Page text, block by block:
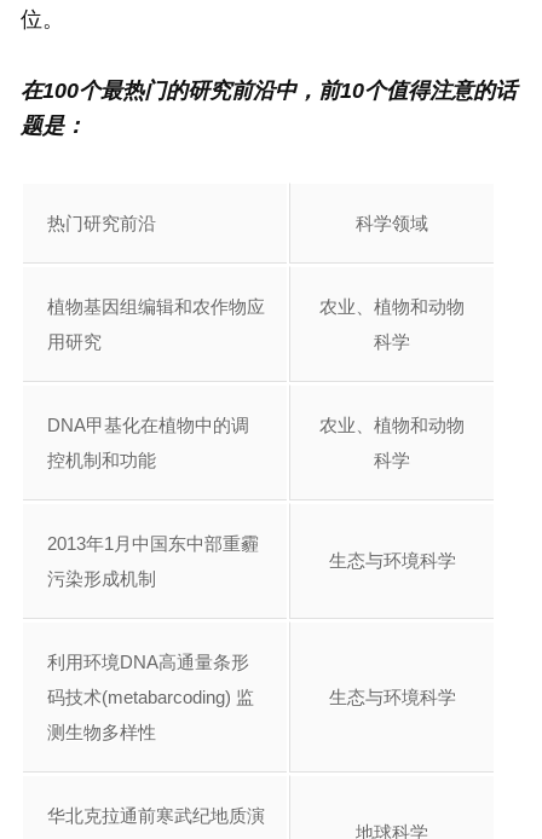
位。
在100个最热门的研究前沿中，前10个值得注意的话
题是：
热门研究前沿 科学领域
植物基因组编辑和农作物应
用研究
农业、植物和动物
科学
DNA甲基化在植物中的调
控机制和功能
农业、植物和动物
科学
2013年1月中国东中部重霾
污染形成机制
生态与环境科学
利用环境DNA高通量条形
码技术(metabarcoding) 监
测生物多样性
生态与环境科学
华北克拉通前寒武纪地质演
地球科学